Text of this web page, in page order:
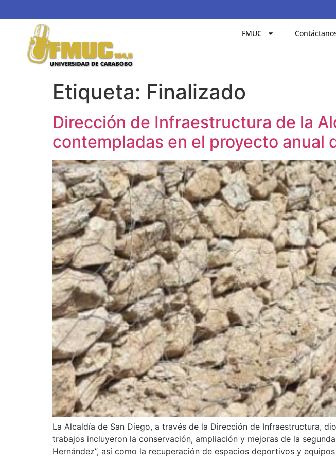
FMUC
Etiqueta: Finalizado
Dirección de Infraestructura de la
contempladas en el proyecto anual
La Alcaldía de San Diego, a través de la Dirección de Infraestructura,
trabajos incluyeron la conservación, ampliación y mejoras de la
Hernández”, así como la recuperación de espacios deportivos y